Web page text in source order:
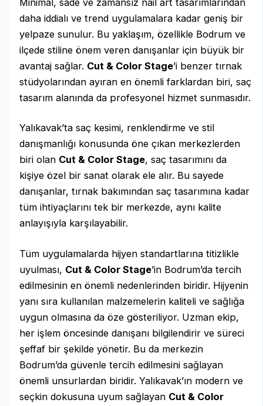
daha iddialı ve trend uygulamalara kadar geniş bir
yelpaze sunulur. Bu yaklaşım, özellikle Bodrum ve
ilçede stiline önem veren danışanlar için büyük bir
avantaj sağlar. Cut & Color Stage’i benzer tırnak
stüdyolarından ayıran en önemli farklardan biri, saç
tasarım alanında da profesyonel hizmet sunmasıdır.
Yalıkavak’ta saç kesimi, renklendirme ve stil
danışmanlığı konusunda öne çıkan merkezlerden
biri olan Cut & Color Stage, saç tasarımını da
kişiye özel bir sanat olarak ele alır. Bu sayede
danışanlar, tırnak bakımından saç tasarımına kadar
tüm ihtiyaçlarını tek bir merkezde, aynı kalite
anlayışıyla karşılayabilir.
Tüm uygulamalarda hijyen standartlarına titizlikle
uyulması, Cut & Color Stage’in Bodrum’da tercih
edilmesinin en önemli nedenlerinden biridir. Hijyenin
yanı sıra kullanılan malzemelerin kaliteli ve sağlığa
uygun olmasına da öze gösteriliyor. Uzman ekip,
her işlem öncesinde danışanı bilgilendirir ve süreci
şeffaf bir şekilde yönetir. Bu da merkezin
Bodrum’da güvenle tercih edilmesini sağlayan
önemli unsurlardan biridir. Yalıkavak’ın modern ve
seçkin dokusuna uyum sağlayan Cut & Color